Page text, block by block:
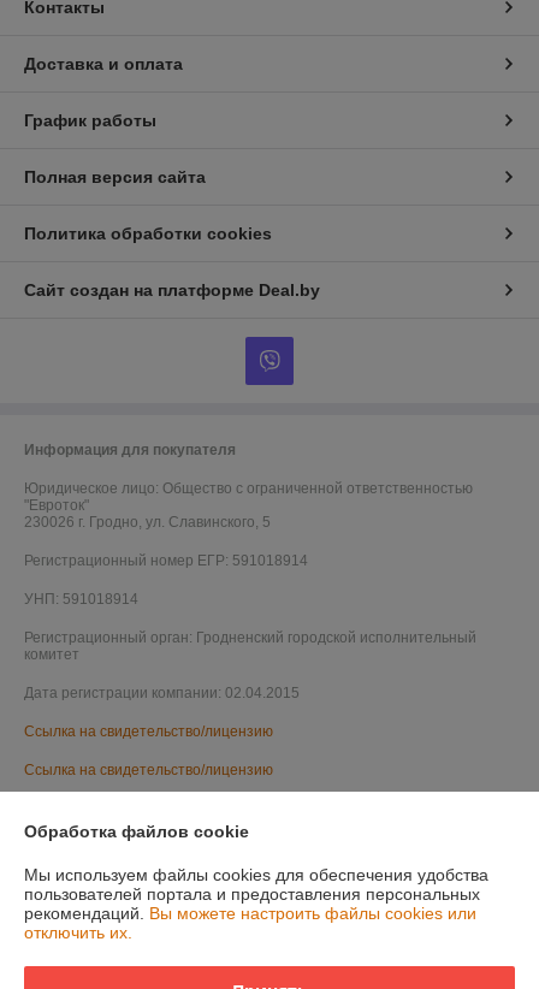
Контакты
Доставка и оплата
График работы
Полная версия сайта
Политика обработки cookies
Сайт создан на платформе Deal.by
Информация для покупателя
Юридическое лицо: Общество с ограниченной ответственностью
"Евроток"
230026 г. Гродно, ул. Славинского, 5
Регистрационный номер ЕГР: 591018914
УНП: 591018914
Регистрационный орган: Гродненский городской исполнительный
комитет
Дата регистрации компании: 02.04.2015
Ссылка на свидетельство/лицензию
Ссылка на свидетельство/лицензию
Ссылка на свидетельство/лицензию
Ссылка на свидетельство/лицензию
Ссылка на свидетельство/лицензию
Обработка файлов cookie
Мы используем файлы cookies для обеспечения удобства
пользователей портала и предоставления персональных
рекомендаций. Вы можете настроить файлы cookies или
отключить их.